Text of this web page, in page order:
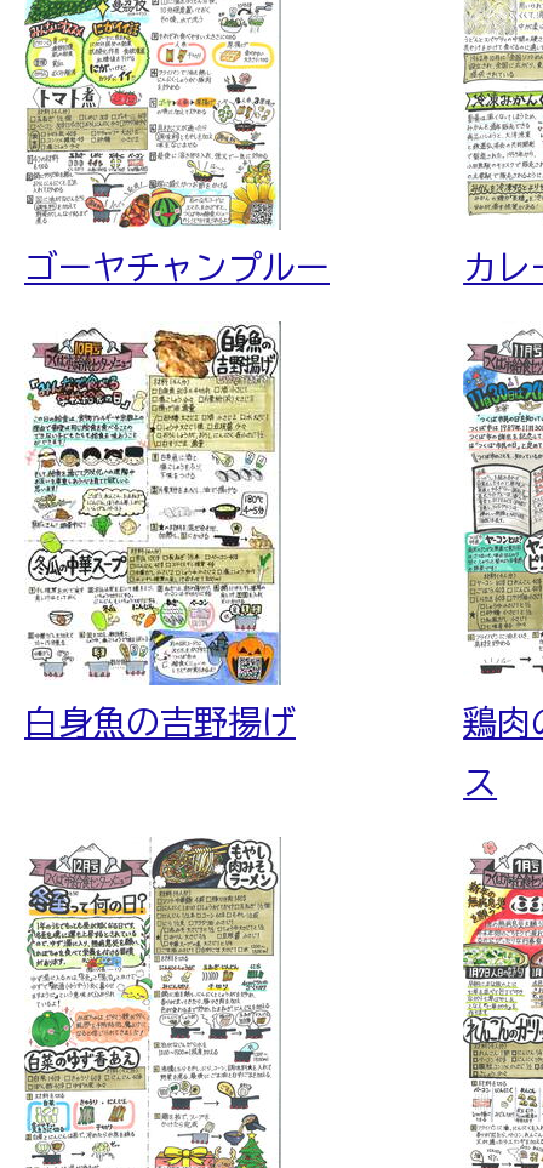
ゴーヤチャンプルー カレ
白身魚の吉野揚げ
鶏肉
ス